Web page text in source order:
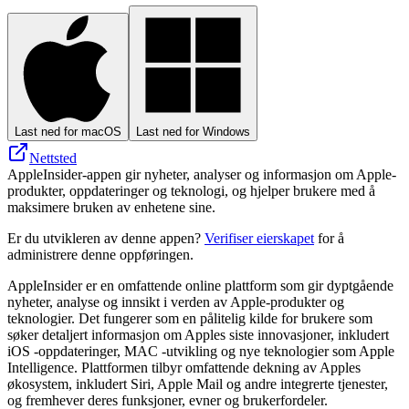
Last ned for macOS Last ned for Windows
Nettsted
AppleInsider-appen gir nyheter, analyser og informasjon om Apple-
produkter, oppdateringer og teknologi, og hjelper brukere med å
maksimere bruken av enhetene sine.
Er du utvikleren av denne appen? Verifiser eierskapet for å
administrere denne oppføringen.
AppleInsider er en omfattende online plattform som gir dyptgående
nyheter, analyse og innsikt i verden av Apple-produkter og
teknologier. Det fungerer som en pålitelig kilde for brukere som
søker detaljert informasjon om Apples siste innovasjoner, inkludert
iOS -oppdateringer, MAC -utvikling og nye teknologier som Apple
Intelligence. Plattformen tilbyr omfattende dekning av Apples
økosystem, inkludert Siri, Apple Mail og andre integrerte tjenester,
og fremhever deres funksjoner, evner og brukerfordeler.